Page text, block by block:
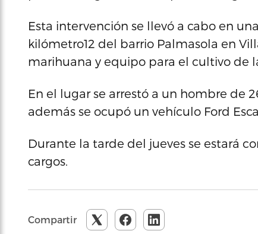
Esta intervención se llevó a cabo en
kilómetro12 del barrio Palmasola en
marihuana y equipo para el cultivo de
En el lugar se arrestó a un hombre de
además se ocupó un vehículo Ford
Durante la tarde del jueves se estará
cargos.
Compartir